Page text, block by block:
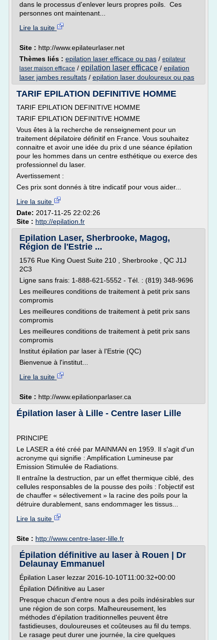
dans le processus d'enlever leurs propres poils. Ces
personnes ont maintenant...
Lire la suite
Site : http://www.epilateurlaser.net
Thèmes liés : epilation laser efficace ou pas / epilateur
laser maison efficace / epilation laser efficace / epilation
laser jambes resultats / epilation laser douloureux ou pas
TARIF EPILATION DEFINITIVE HOMME
TARIF EPILATION DEFINITIVE HOMME
TARIF EPILATION DEFINITIVE HOMME
Vous êtes à la recherche de renseignement pour un
traitement dépilatoire définitif en France. Vous souhaitez
connaitre et avoir une idée du prix d une séance épilation
pour les hommes dans un centre esthétique ou exerce des
professionnel du laser.
Avertissement :
Ces prix sont donnés à titre indicatif pour vous aider...
Lire la suite
Date: 2017-11-25 22:02:26
Site : http://epilation.fr
Epilation Laser, Sherbrooke, Magog,
Région de l'Estrie ...
1576 Rue King Ouest Suite 210 , Sherbrooke , QC J1J
2C3
Ligne sans frais: 1-888-621-5552 - Tél. : (819) 348-9696
Les meilleures conditions de traitement à petit prix sans
compromis
Les meilleures conditions de traitement à petit prix sans
compromis
Les meilleures conditions de traitement à petit prix sans
compromis
Institut épilation par laser à l'Estrie (QC)
Bienvenue à l'institut...
Lire la suite
Site : http://www.epilationparlaser.ca
Épilation laser à Lille - Centre laser Lille
PRINCIPE
Le LASER a été créé par MAINMAN en 1959. Il s'agit d'un
acronyme qui signifie : Amplification Lumineuse par
Emission Stimulée de Radiations.
Il entraîne la destruction, par un effet thermique ciblé, des
cellules responsables de la pousse des poils : l'objectif est
de chauffer « sélectivement » la racine des poils pour la
détruire durablement, sans endommager les tissus...
Lire la suite
Site : http://www.centre-laser-lille.fr
Épilation définitive au laser à Rouen | Dr
Delaunay Emmanuel
Épilation Laser lezzar 2016-10-10T11:00:32+00:00
Épilation Définitive au Laser
Presque chacun d'entre nous a des poils indésirables sur
une région de son corps. Malheureusement, les
méthodes d'épilation traditionnelles peuvent être
fastidieuses, douloureuses et coûteuses au fil du temps.
Le rasage peut durer une journée, la cire quelques